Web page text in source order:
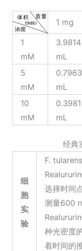
1 mg
1
mM
3.9814
mL
5
mM
0.7963
mL
10
mM
0.3981
mL
经典
细
胞
实
验
F.
选择时间
测量600
种光密度
着时间的